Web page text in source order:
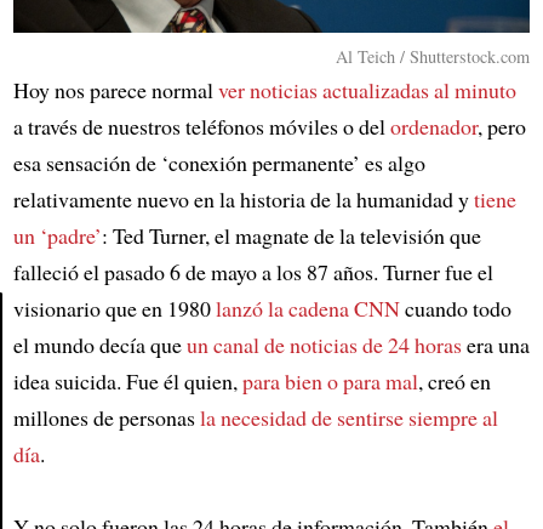
Al Teich / Shutterstock.com
Hoy nos parece normalver noticias actualizadas al minuto
a través de nuestros teléfonos móviles o delordenador, pero
esa sensación de ‘conexión permanente’ es algo
relativamente nuevo en la historia de la humanidad ytiene
un ‘padre’: Ted Turner, el magnate de la televisión que
falleció el pasado 6 de mayo a los 87 años. Turner fue el
visionario que en 1980lanzó la cadena CNNcuando todo
el mundo decía queun canal de noticias de 24 horasera una
idea suicida. Fue él quien,para bien o para mal, creó en
millones de personasla necesidad de sentirse siempre al
día.